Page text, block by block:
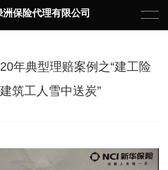
洲保险代理有限公司
年典型理赔案例之“建工险
筑工人雪中送炭”